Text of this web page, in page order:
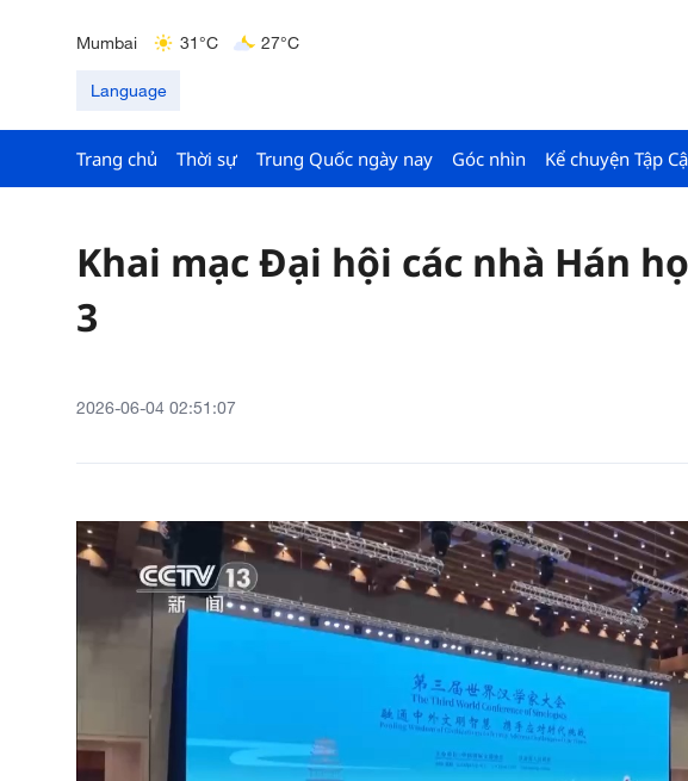
Mumbai
31°C
27°C
Language
Trang chủ Thời sự Trung Quốc ngày nay Góc nhìn Kể chuyện Tập
Khai mạc Đại hội các nhà Hán
3
2026-06-04 02:51:07